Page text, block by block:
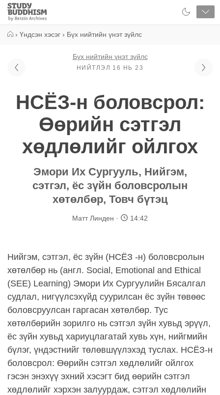
Close
Study
Buddhism
› Үндсэн хэсэг › Бүх нийтийн үнэт зүйлс
Бүх нийтийн үнэт зүйлс
НИЙТЛЭЛ 16 НЬ 23
НСЁЗ-н боловсрол:
Өөрийн сэтгэл
хөдлөлийг ойлгох
Эмори Их Сургууль, Нийгэм,
сэтгэл, ёс зүйн боловсролын
хөтөлбөр, Товч бүтэц
Матт Линден 14:42
Нийгэм, сэтгэл, ёс зүйн (НСЁЗ -н) боловсролын
хөтөлбөр нь (англ. Social, Emotional and Ethical
(SEE) Learning) Эмори Их Сургуулийн Бясалгал
судлал, нигүүлсэхүйд суурилсан ёс зүйн төвөөс
боловсруулсан гаргасан хөтөлбөр. Тус
хөтөлбөрийн зорилго нь сэтгэл зүйн хувьд эрүүл,
ёс зүйн хувьд хариуцлагатай хувь хүн, нийгмийн
бүлэг, үндэстнийг төлөвшүүлэхэд туслах. НСЁЗ-н
боловсрол: Өөрийн сэтгэл хөдлөлийг ойлгох
гэсэн энэхүү эхний хэсэгт бид өөрийн сэтгэл
хөдлөлийг хэрхэн залуурдаж, сэтгэл хөдлөлийн